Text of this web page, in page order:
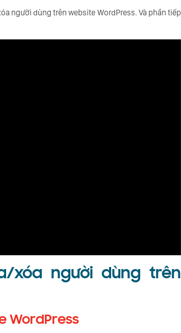
người dùng trên website WordPress. Và phần tiếp
xóa người dùng trên
WordPress